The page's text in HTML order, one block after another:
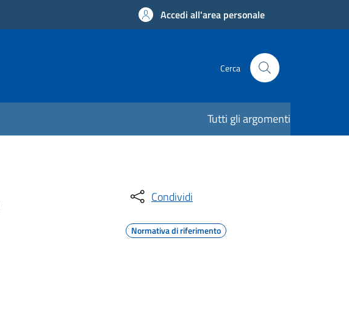
Accedi all'area personale
Cerca
Tutti gli argomenti
Condividi
Normativa di riferimento